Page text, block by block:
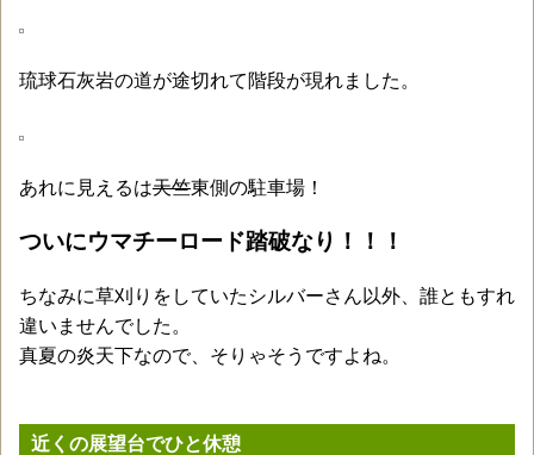
琉球石灰岩の道が途切れて階段が現れました。
あれに見えるは天竺東側の駐車場！
ついにウマチーロード踏破なり！！！
ちなみに草刈りをしていたシルバーさん以外、誰ともすれ
違いませんでした。
真夏の炎天下なので、そりゃそうですよね。
近くの展望台でひと休憩